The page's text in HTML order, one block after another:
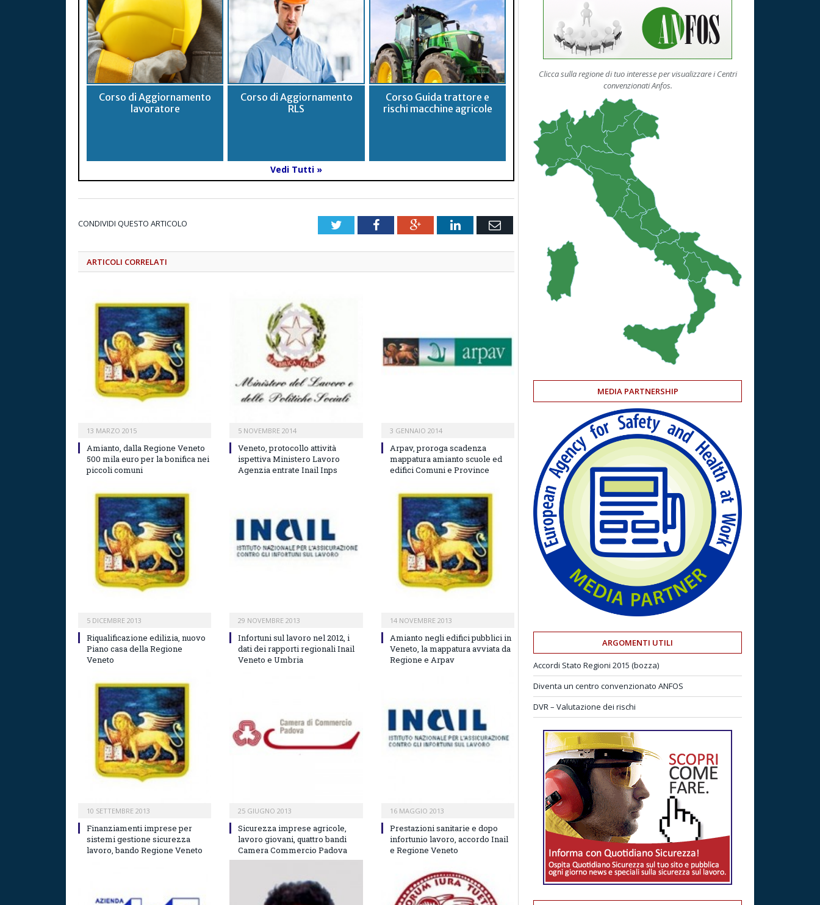
Corso di Aggiornamento
lavoratore
Corso di Aggiornamento
RLS
Corso Guida trattore e
rischi macchine agricole
Vedi Tutti »
CONDIVIDI QUESTO ARTICOLO TwitterFacebookGoogle+LinkedInEmail
ARTICOLI CORRELATI
13 MARZO 2015
Amianto, dalla Regione Veneto
500 mila euro per la bonifica nei
piccoli comuni
5 NOVEMBRE 2014
Veneto, protocollo attività
ispettiva Ministero Lavoro
Agenzia entrate Inail Inps
3 GENNAIO 2014
Arpav, proroga scadenza
mappatura amianto scuole ed
edifici Comuni e Province
5 DICEMBRE 2013
Riqualificazione edilizia, nuovo
Piano casa della Regione
Veneto
29 NOVEMBRE 2013
Infortuni sul lavoro nel 2012, i
dati dei rapporti regionali Inail
Veneto e Umbria
14 NOVEMBRE 2013
Amianto negli edifici pubblici in
Veneto, la mappatura avviata da
Regione e Arpav
10 SETTEMBRE 2013
Finanziamenti imprese per
sistemi gestione sicurezza
lavoro, bando Regione Veneto
25 GIUGNO 2013
Sicurezza imprese agricole,
lavoro giovani, quattro bandi
Camera Commercio Padova
16 MAGGIO 2013
Prestazioni sanitarie e dopo
infortunio lavoro, accordo Inail
e Regione Veneto
Clicca sulla regione di tuo interesse per visualizzare i Centri
convenzionati Anfos.
MEDIA PARTNERSHIP
ARGOMENTI UTILI
Accordi Stato Regioni 2015 (bozza)
Diventa un centro convenzionato ANFOS
DVR – Valutazione dei rischi